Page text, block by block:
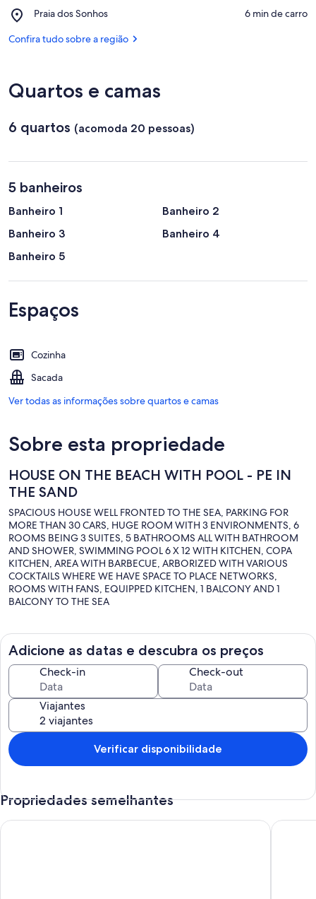
em
do
Belas
Praia dos Sonhos
Place,
dos
‪6 min de carro‬
Confira tudo sobre a região
Quartos e camas
6 quartos (acomoda 20 pessoas)
5 banheiros
Banheiro 1
Banheiro 2
Banheiro 3
Banheiro 4
Banheiro 5
Espaços
Cozinha
Sacada
Ver todas as informações sobre quartos e camas
Sobre esta propriedade
HOUSE ON THE BEACH WITH POOL - PE IN
THE SAND
SPACIOUS HOUSE WELL FRONTED TO THE SEA, PARKING FOR
MORE THAN 30 CARS, HUGE ROOM WITH 3 ENVIRONMENTS, 6
ROOMS BEING 3 SUITES, 5 BATHROOMS ALL WITH BATHROOM
AND SHOWER, SWIMMING POOL 6 X 12 WITH KITCHEN, COPA
KITCHEN, AREA WITH BARBECUE, ARBORIZED WITH VARIOUS
COCKTAILS WHERE WE HAVE SPACE TO PLACE NETWORKS,
ROOMS WITH FANS, EQUIPPED KITCHEN, 1 BALCONY AND 1
BALCONY TO THE SEA
Adicione as datas e descubra os preços
Check-in Check-out
Viajantes
Verificar disponibilidade
Propriedades semelhantes
Excellent house townhouse in Oasis Peruibe / SP Casa